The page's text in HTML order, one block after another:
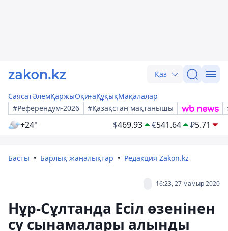
Қаз
СаясатӘлемҚаржыОқиғаҚұқықМақалалар
#Референдум-2026
#Қазақстан мақтанышы
+24° $469.93 €541.64 ₽5.71
Басты Барлық жаңалықтар Редакция Zakon.kz
16:23, 27 мамыр 2020
Нұр-Сұлтанда Есіл өзенінен
су сынамалары алынды